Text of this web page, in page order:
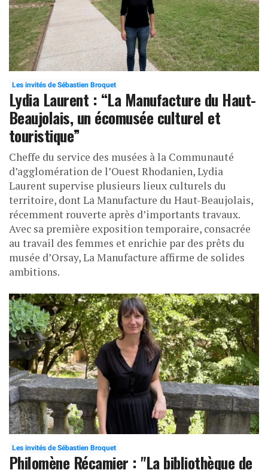
Les invités de Sébastien Broquet
Lydia Laurent : “La Manufacture du Haut-
Beaujolais, un écomusée culturel et
touristique”
Cheffe du service des musées à la Communauté
d’agglomération de l’Ouest Rhodanien, Lydia
Laurent supervise plusieurs lieux culturels du
territoire, dont La Manufacture du Haut-Beaujolais,
récemment rouverte après d’importants travaux.
Avec sa première exposition temporaire, consacrée
au travail des femmes et enrichie par des prêts du
musée d’Orsay, La Manufacture affirme de solides
ambitions.
Les invités de Sébastien Broquet
Philomène Récamier : "La bibliothèque de